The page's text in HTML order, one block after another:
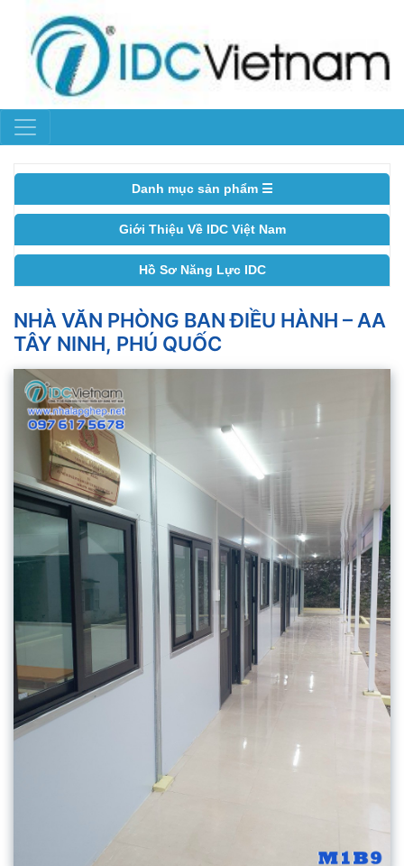
Danh mục sản phẩm ☰
Giới Thiệu Về IDC Việt Nam
Hồ Sơ Năng Lực IDC
NHÀ VĂN PHÒNG BAN ĐIỀU HÀNH – AA
TÂY NINH, PHÚ QUỐC